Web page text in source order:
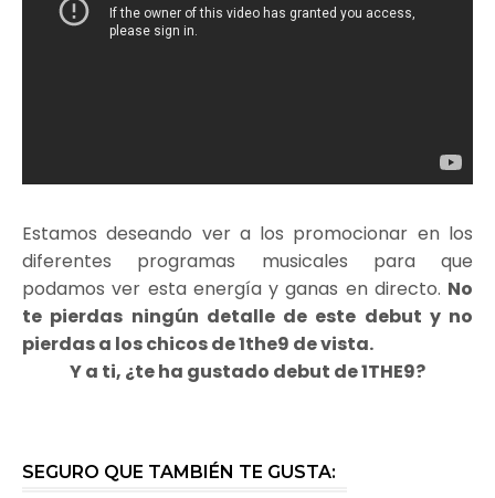
Estamos deseando ver a los promocionar en los
diferentes programas musicales para que
podamos ver esta energía y ganas en directo. No
te pierdas ningún detalle de este debut y no
pierdas a los chicos de 1the9 de vista.
Y a ti, ¿te ha gustado debut de 1THE9?
SEGURO QUE TAMBIÉN TE GUSTA: